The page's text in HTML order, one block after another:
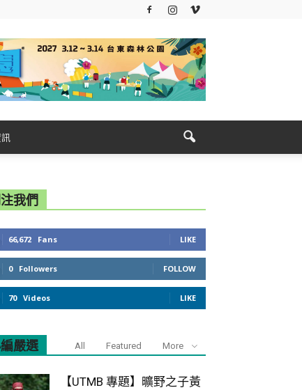
我們
66,672 Fans LIKE
0 Followers FOLLOW
70 Videos LIKE
嚴選 All Featured More
【UTMB 專題】曠野之子黃